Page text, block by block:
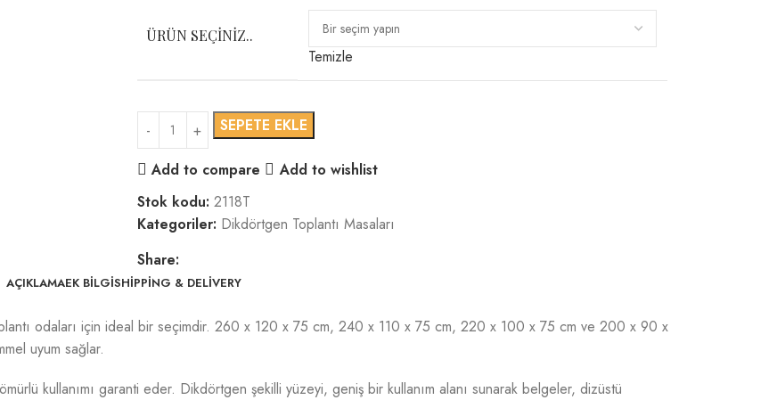
ÜRÜN SEÇINIZ..
Temizle
SEPETE EKLE
Add to compare
Add to wishlist
Stok kodu: 2118T
Kategoriler: Dikdörtgen Toplantı Masaları
Share:
AÇIKLAMAEK BILGISHIPPING & DELIVERY
odaları için ideal bir seçimdir. 260 x 120 x 75 cm, 240 x 110 x 75 cm, 220 x 100 x 75 cm ve 200 x 90 x
uyum sağlar.
kullanımı garanti eder. Dikdörtgen şekilli yüzeyi, geniş bir kullanım alanı sunarak belgeler, dizüstü